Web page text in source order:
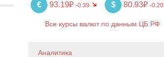
€ 93.19₽ -0.39 $ 80.93₽ -0.20
Все курсы валют по данным ЦБ РФ
Аналитика